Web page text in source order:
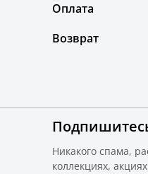
Оплата
Возврат
Никакого спама,
коллекциях,